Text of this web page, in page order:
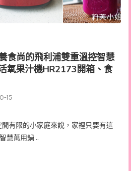
食尚的飛利浦雙重溫控智慧
氧果汁機HR2173開箱、食
15
有限的小家庭來說，家裡只要有這
慧萬用鍋 …